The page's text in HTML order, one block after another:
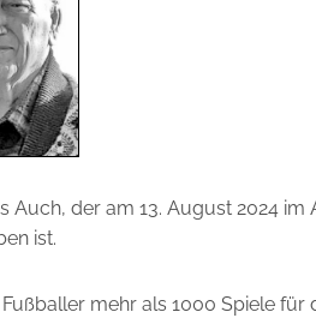
der am 13. August 2024 im
ist.
mehr als 1000 Spiele für